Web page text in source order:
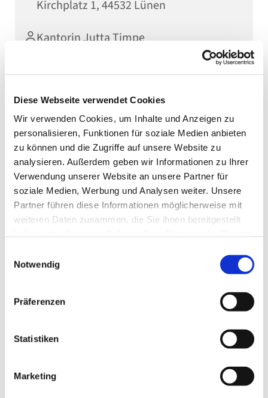
Diese Webseite verwendet Cookies
Wir verwenden Cookies, um Inhalte und Anzeigen zu
personalisieren, Funktionen für soziale Medien anbieten
zu können und die Zugriffe auf unsere Website zu
analysieren. Außerdem geben wir Informationen zu Ihrer
Verwendung unserer Website an unsere Partner für
soziale Medien, Werbung und Analysen weiter. Unsere
Partner führen diese Informationen möglicherweise mit
weiteren Daten zusammen, die Sie ihnen bereitgestellt
Notwendig
Präferenzen
Statistiken
Marketing
Kirchplatz 1, 44532 Lünen
Kantorin Jutta Timpe